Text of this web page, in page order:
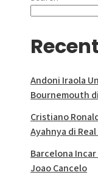
Andoni Iraola
Bournemouth
Cristiano
Ayahnya di
Barcelona
Joao Cancelo